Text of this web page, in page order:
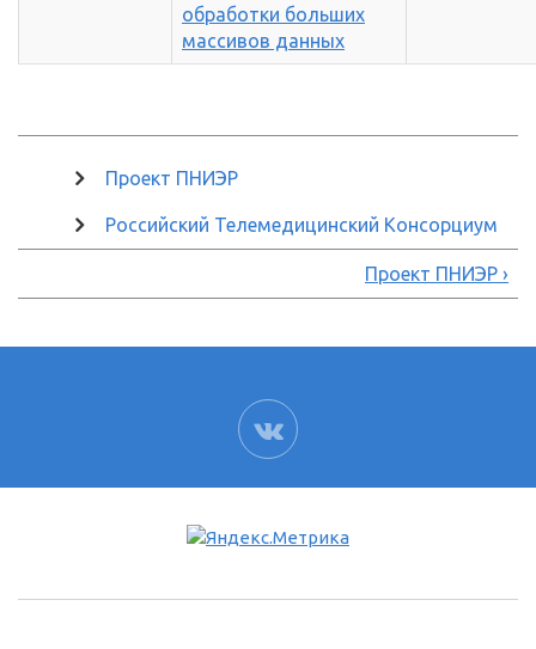
обработки больших
массивов данных
Проект ПНИЭР
Российский Телемедицинский Консорциум
Проект ПНИЭР ›
ВК